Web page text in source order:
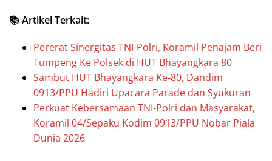
📚 Artikel Terkait:
Pererat Sinergitas TNI-Polri, Koramil Penajam Beri
Tumpeng Ke Polsek di HUT Bhayangkara 80
Sambut HUT Bhayangkara Ke-80, Dandim
0913/PPU Hadiri Upacara Parade dan Syukuran
Perkuat Kebersamaan TNI-Polri dan Masyarakat,
Koramil 04/Sepaku Kodim 0913/PPU Nobar Piala
Dunia 2026